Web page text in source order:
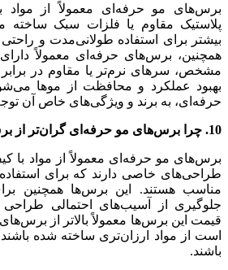
برس‌های مو حرفه‌ای معمولاً از مواد
پلاستیک مقاوم یا فلزات سبک
بیشتر برای استفاده طولانی‌مدت و
همچنین، برس‌های حرفه‌ای معمولاً دارای
مشخص، سرهای نرم‌تر یا مقاوم در
بهبود عملکرد و محافظت از موها
حرفه‌ای، به برند و ویژگی‌های خاص آن
10. چرا برس‌های مو حرفه‌ای گران‌تر از برس‌های معمولی هستند؟
برس‌های مو حرفه‌ای معمولاً از مواد با
طراحی‌های خاصی دارند که برای
مناسب هستند. این برس‌ها همچنین
جلوگیری از آسیب‌های احتمالی طراحی
قیمت این برس‌ها معمولاً بالاتر از
است از مواد ارزان‌تری ساخته شده
باشند.